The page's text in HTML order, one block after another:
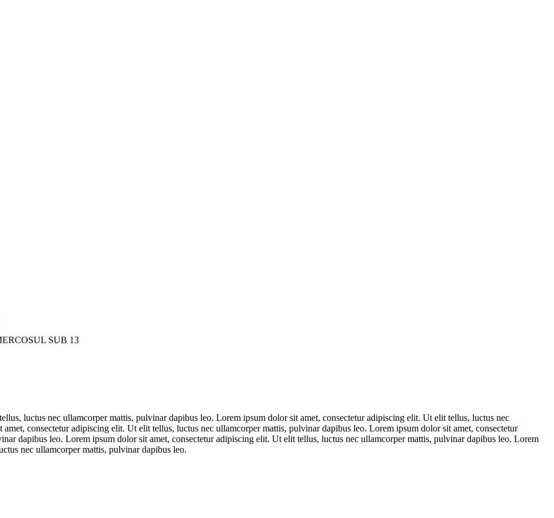
SUB 13
luctus nec ullamcorper mattis, pulvinar dapibus leo. Lorem ipsum dolor sit amet, consectetur adipiscing elit. Ut elit tellus, luctus nec
consectetur adipiscing elit. Ut elit tellus, luctus nec ullamcorper mattis, pulvinar dapibus leo. Lorem ipsum dolor sit amet, consectetur
dapibus leo. Lorem ipsum dolor sit amet, consectetur adipiscing elit. Ut elit tellus, luctus nec ullamcorper mattis, pulvinar dapibus leo. Lorem
nec ullamcorper mattis, pulvinar dapibus leo.